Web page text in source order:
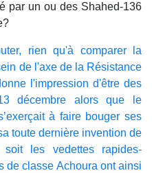
par un ou des Shahed-136
rien qu'à comparer la
de l'axe de la Résistance
l'impression d'être des
décembre alors que le
à faire bouger ses
toute dernière invention de
soit les vedettes rapides-
de classe Achoura ont ainsi